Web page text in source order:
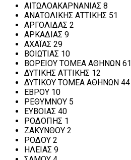
ΑΙΤΩΛΟΑΚΑΡΝΑΝΙΑΣ 8
ΑΝΑΤΟΛΙΚΗΣ ΑΤΤΙΚΗΣ 51
ΑΡΓΟΛΙΔΑΣ 2
ΑΡΚΑΔΙΑΣ 9
ΑΧΑΪΑΣ 29
ΒΟΙΩΤΙΑΣ 10
ΒΟΡΕΙΟΥ ΤΟΜΕΑ ΑΘΗΝΩΝ 61
ΔΥΤΙΚΗΣ ΑΤΤΙΚΗΣ 12
ΔΥΤΙΚΟΥ ΤΟΜΕΑ ΑΘΗΝΩΝ 44
ΕΒΡΟΥ 10
ΡΕΘΥΜΝΟΥ 5
ΕΥΒΟΙΑΣ 40
ΡΟΔΟΠΗΣ 1
ΖΑΚΥΝΘΟΥ 2
ΡΟΔΟΥ 2
ΗΛΕΙΑΣ 9